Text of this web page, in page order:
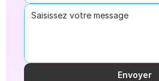
Envoyer